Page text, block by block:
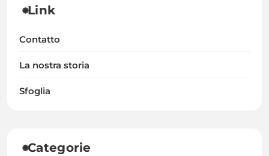
Link
Contatto
La nostra storia
Sfoglia
Categorie